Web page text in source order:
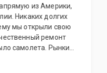
из Америки,
Никаких долгих
мы открыли свою
ремонт
самолета. Рынки
узлами. Мы